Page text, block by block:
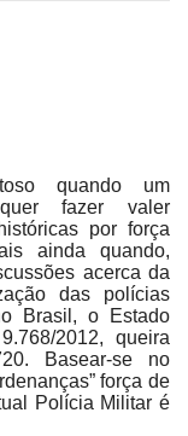
quando um
fazer valer
por força
ainda quando,
acerca da
das polícias
Brasil, o Estado
2012, queira
Basear-se no
força de
Polícia Militar é